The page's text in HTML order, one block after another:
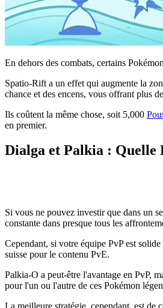
En dehors des combats, certains
Spatio-Rift a un effet qui augmente la
chance et des encens, vous offrant plus
Ils coûtent la même chose, soit 5,000
en premier.
Dialga et Palkia : Quelle
Si vous ne pouvez investir que dans un
constante dans presque tous les
Cependant, si votre équipe PvP est
suisse pour le contenu PvE.
Palkia-O a peut-être l'avantage en PvP,
pour l'un ou l'autre de ces Pokémon